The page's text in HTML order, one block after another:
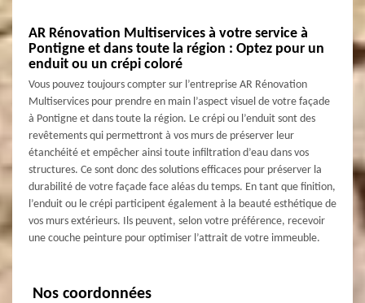
AR Rénovation Multiservices à votre service à
Pontigne et dans toute la région : Optez pour un
enduit ou un crépi coloré
Vous pouvez toujours compter sur l’entreprise AR Rénovation
Multiservices pour prendre en main l’aspect visuel de votre façade
à Pontigne et dans toute la région. Le crépi ou l’enduit sont des
revêtements qui permettront à vos murs de préserver leur
étanchéité et empêcher ainsi toute infiltration d’eau dans vos
structures. Ce sont donc des solutions efficaces pour préserver la
durabilité de votre façade face aléas du temps. En tant que finition,
l’enduit ou le crépi participent également à la beauté esthétique de
vos murs extérieurs. Ils peuvent, selon votre préférence, recevoir
une couche peinture pour optimiser l’attrait de votre immeuble.
Nos coordonnées